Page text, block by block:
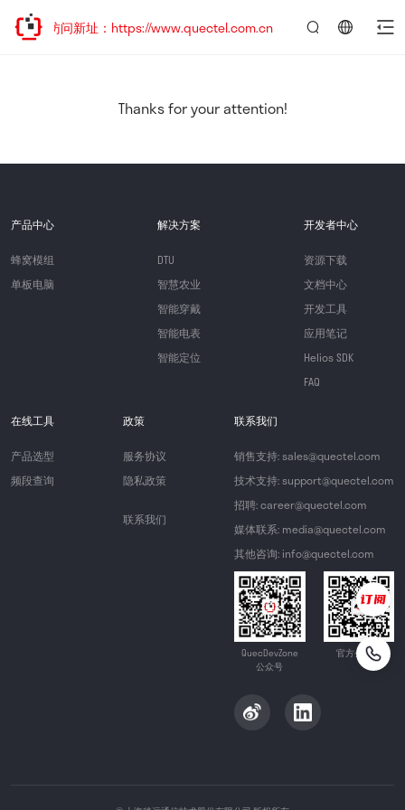
，欢迎访问新址：https://www.quectel.com.cn
Thanks for your attention!
产品中心
蜂窝模组
单板电脑
解决方案
DTU
智慧农业
智能穿戴
智能电表
智能定位
开发者中心
资源下载
文档中心
开发工具
应用笔记
Helios SDK
FAQ
在线工具
产品选型
频段查询
政策
服务协议
隐私政策
联系我们
联系我们
销售支持: sales@quectel.com
技术支持: support@quectel.com
招聘: career@quectel.com
媒体联系: media@quectel.com
其他咨询: info@quectel.com
QuecDevZone
公众号
官方公众号